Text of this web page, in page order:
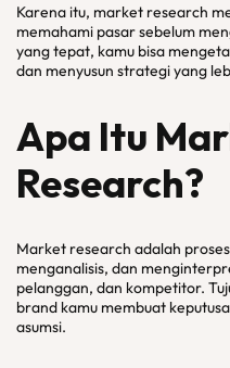
Karena itu, market research
memahami pasar sebelum
yang tepat, kamu bisa
dan menyusun strategi yang
Apa Itu
Research?
Market research adalah
menganalisis, dan
pelanggan, dan kompetitor.
brand kamu membuat
asumsi.